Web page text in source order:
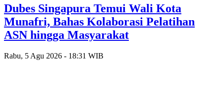
Dubes Singapura Temui Wali Kota
Munafri, Bahas Kolaborasi Pelatihan
ASN hingga Masyarakat
Rabu, 5 Agu 2026 - 18:31 WIB